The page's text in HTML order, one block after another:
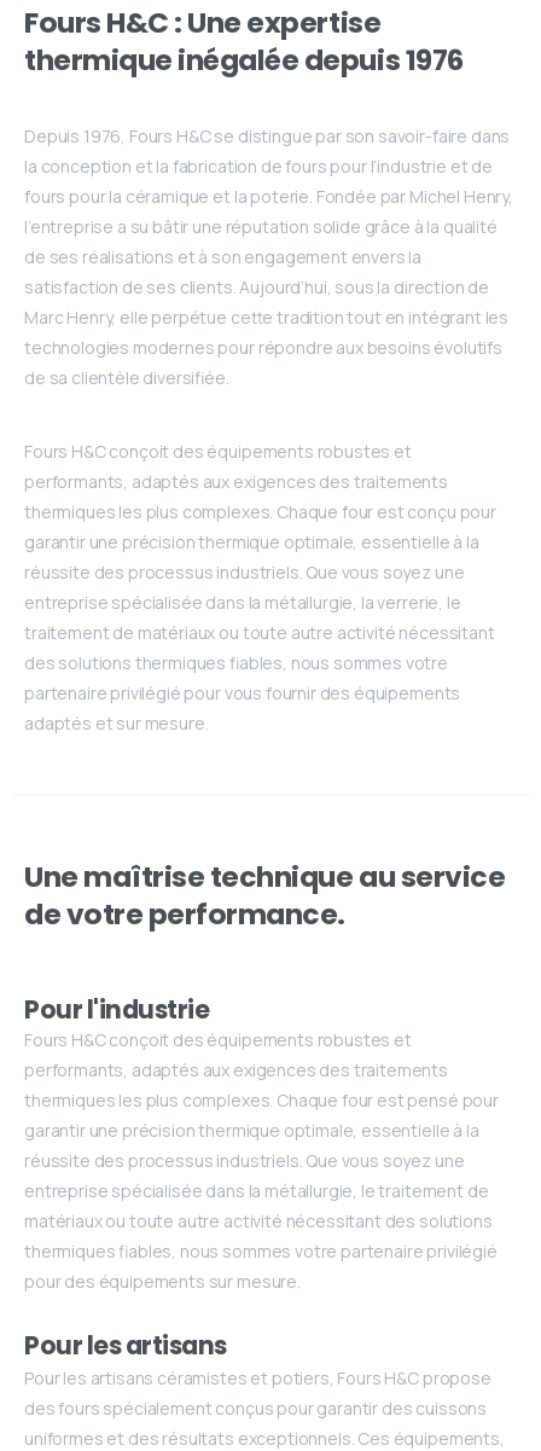
FoursH&C:Uneexpertise
thermiqueinégaléedepuis1976
Depuis 1976, Fours H&C se distingue par son savoir-faire dans
la conception et la fabrication de fours pour l’industrie et de
fours pour la céramique et la poterie. Fondée par Michel Henry,
l’entreprise a su bâtir une réputation solide grâce à la qualité
de ses réalisations et à son engagement envers la
satisfaction de ses clients. Aujourd’hui, sous la direction de
Marc Henry, elle perpétue cette tradition tout en intégrant les
technologies modernes pour répondre aux besoins évolutifs
de sa clientèle diversifiée.
Fours H&C conçoit des équipements robustes et
performants, adaptés aux exigences des traitements
thermiques les plus complexes. Chaque four est conçu pour
garantir une précision thermique optimale, essentielle à la
réussite des processus industriels. Que vous soyez une
entreprise spécialisée dans la métallurgie, la verrerie, le
traitement de matériaux ou toute autre activité nécessitant
des solutions thermiques fiables, nous sommes votre
partenaire privilégié pour vous fournir des équipements
adaptés et sur mesure.
Unemaîtrisetechniqueauservice
devotreperformance.
Pour l'industrie
Fours H&C conçoit des équipements robustes et
performants, adaptés aux exigences des traitements
thermiques les plus complexes. Chaque four est pensé pour
garantir une précision thermique optimale, essentielle à la
réussite des processus industriels. Que vous soyez une
entreprise spécialisée dans la métallurgie, le traitement de
matériaux ou toute autre activité nécessitant des solutions
thermiques fiables, nous sommes votre partenaire privilégié
pour des équipements sur mesure.
Pour les artisans
Pour les artisans céramistes et potiers, Fours H&C propose
des fours spécialement conçus pour garantir des cuissons
uniformes et des résultats exceptionnels. Ces équipements,